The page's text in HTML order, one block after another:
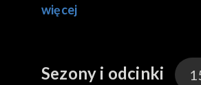
weekendy, bo wtedy Kinga i
więcej
Sezony i odcinki